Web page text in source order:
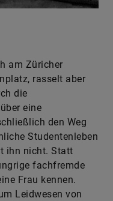
am Züricher
rasselt aber
die
eine
den Weg
Studentenleben
ihn nicht. Statt
fachfremde
Frau kennen.
Leidwesen von